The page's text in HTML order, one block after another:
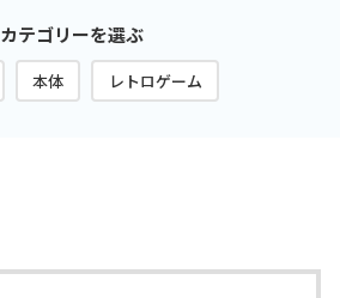
カテゴリーを選ぶ
本体 レトロゲーム